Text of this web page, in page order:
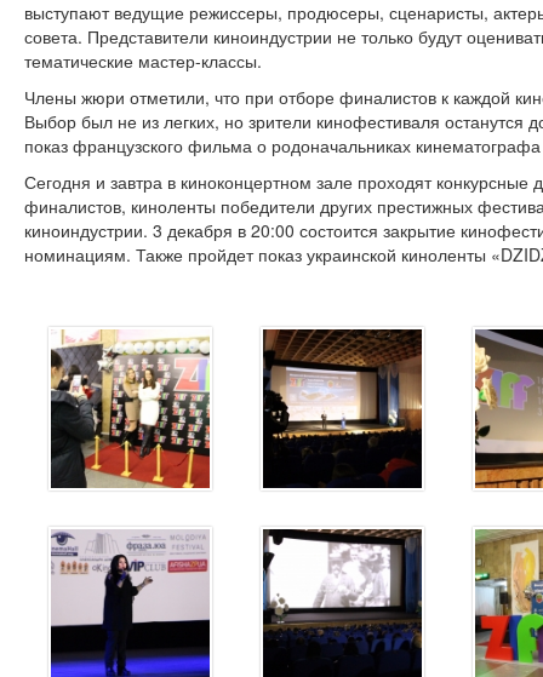
выступают ведущие режиссеры, продюсеры, сценаристы,
совета. Представители киноиндустрии не только будут
тематические мастер-классы.
Члены жюри отметили, что при отборе финалистов к каждой
Выбор был не из легких, но зрители кинофестиваля останутся
показ французского фильма о родоначальниках
Сегодня и завтра в киноконцертном зале проходят конкурсные
финалистов, киноленты победители других престижных
киноиндустрии. 3 декабря в 20:00 состоится закрытие
номинациям. Также пройдет показ украинской киноленты